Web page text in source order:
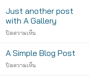
Just another post
with A Gallery
ปิดความเห็นบน
another
with
A Simple Blog Post
ปิดความเห็นบน